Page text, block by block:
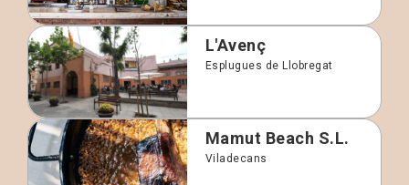
L'Avenç
Esplugues de Llobregat
Mamut Beach S.L.
Viladecans